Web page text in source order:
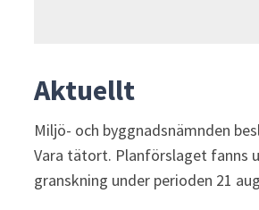
Aktuellt
Miljö- och byggnadsnämnden
Vara tätort. Planförslaget fanns
granskning under perioden 21